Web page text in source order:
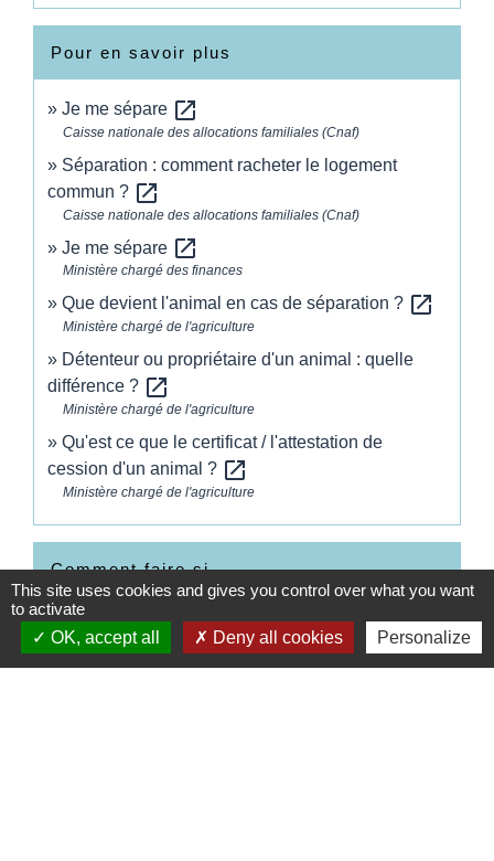
Pour en savoir plus
Je me sépare open_in_new
Caisse nationale des allocations familiales (Cnaf)
Séparation : comment racheter le logement
commun ? open_in_new
Caisse nationale des allocations familiales (Cnaf)
Je me sépare open_in_new
Ministère chargé des finances
Que devient l'animal en cas de séparation ? open_in_new
Ministère chargé de l'agriculture
Détenteur ou propriétaire d'un animal : quelle
différence ? open_in_new
Ministère chargé de l'agriculture
Qu'est ce que le certificat / l'attestation de
cession d'un animal ? open_in_new
Ministère chargé de l'agriculture
Comment faire si...
Je déménage
This site uses cookies and gives you control over what you want
to activate
OK, accept all
Deny all cookies Personalize